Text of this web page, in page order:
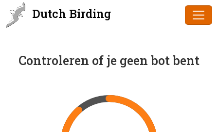
Dutch Birding
Controleren of je geen bot bent